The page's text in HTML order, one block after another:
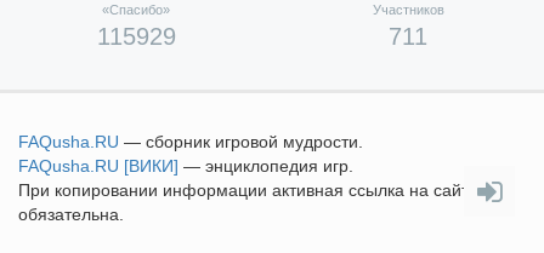
«Спасибо»
115929
Участников
711
FAQusha .RU — сборник игровой мудрости.
FAQusha .RU [ВИКИ] — энциклопедия игр.
При копировании информации активная ссылка на сайт
обязательна.